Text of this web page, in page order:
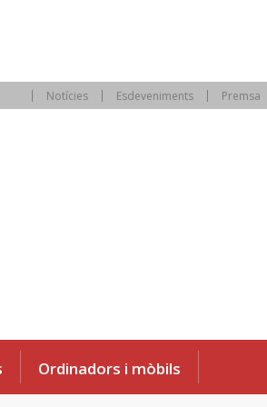
Notícies Esdeveniments Premsa
Ordinadors i mòbils